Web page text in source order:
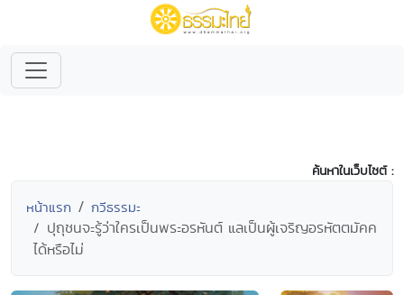
ค้นหาในเว็บไซต์ :
หน้าแรก กวีธรรมะ
ปุถุชนจะรู้ว่าใครเป็นพระอรหันต์ แลเป็นผู้เจริญอรหัตตมัคค
ได้หรือไม่